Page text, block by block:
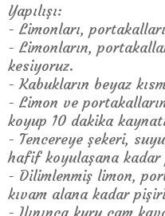
Yapılışı:
- Limonları,
- Limonların,
kesiyoruz.
- Kabukların beyaz
- Limon ve
koyup 10 dakika
- Tencereye şekeri,
hafif koyulaşana kadar
- Dilimlenmiş limon,
kıvam alana kadar